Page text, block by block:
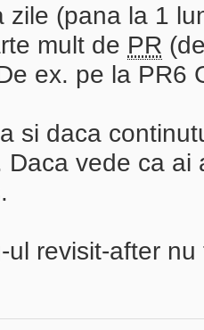
zile (pana la 1
mult de PR
ex. pe la PR6
si daca
Daca vede ca ai
ul revisit-after